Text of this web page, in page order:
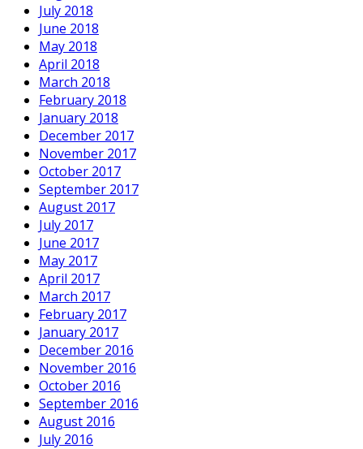
July 2018
June 2018
May 2018
April 2018
March 2018
February 2018
January 2018
December 2017
November 2017
October 2017
September 2017
August 2017
July 2017
June 2017
May 2017
April 2017
March 2017
February 2017
January 2017
December 2016
November 2016
October 2016
September 2016
August 2016
July 2016